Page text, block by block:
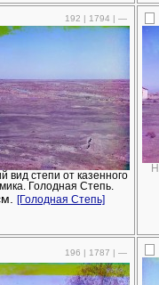
192 | 1794 | —
вид степи от казенного
Голодная Степь.
[Голодная Степь]
196 | 1787 | —